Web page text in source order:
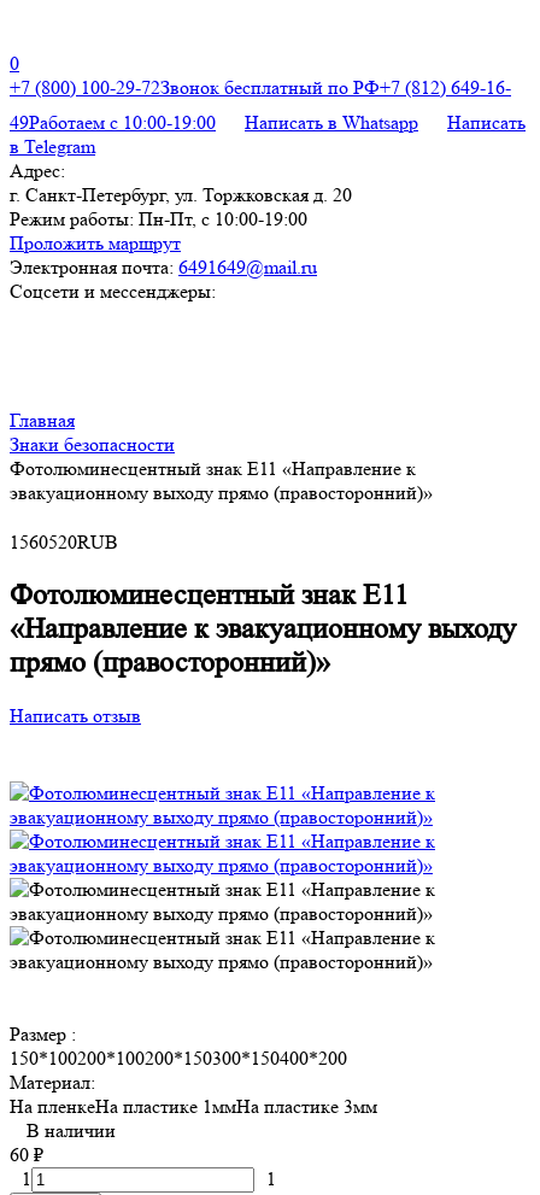
0
+7 (800) 100-29-72Звонок бесплатный по РФ+7 (812) 649-16-
49Работаем с 10:00-19:00 Написать в Whatsapp
Написать
в Telegram
Адрес:
г. Санкт-Петербург, ул. Торжковская д. 20
Режим работы: Пн-Пт, с 10:00-19:00
Проложить маршрут
Электронная почта: 6491649@mail.ru
Соцсети и мессенджеры:
Главная
Знаки безопасности
Фотолюминесцентный знак Е11 «Направление к
эвакуационному выходу прямо (правосторонний)»
1560520RUB
Фотолюминесцентный знак Е11
«Направление к эвакуационному выходу
прямо (правосторонний)»
Написать отзыв
Размер :
150*100200*100200*150300*150400*200
Материал:
На пленкеНа пластике 1ммНа пластике 3мм
В наличии
60 ₽
1
1